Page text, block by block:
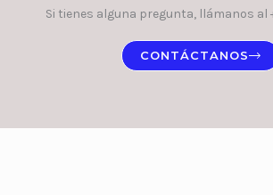
Si tienes alguna pregunta, llámanos al
CONTÁCTANOS